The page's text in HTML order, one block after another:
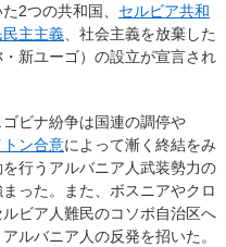
2つの共和国、 セルビア共和
民主主義 、社会主義を放棄した
・新ユーゴ）の設立が宣言され
ビナ紛争は国連の調停や
トン合意によって漸く終結をみ
行うアルバニア人武装勢力の
った。また、ボスニアやクロ
ビア人難民のコソボ自治区へ
ルバニア人の反発を招いた。